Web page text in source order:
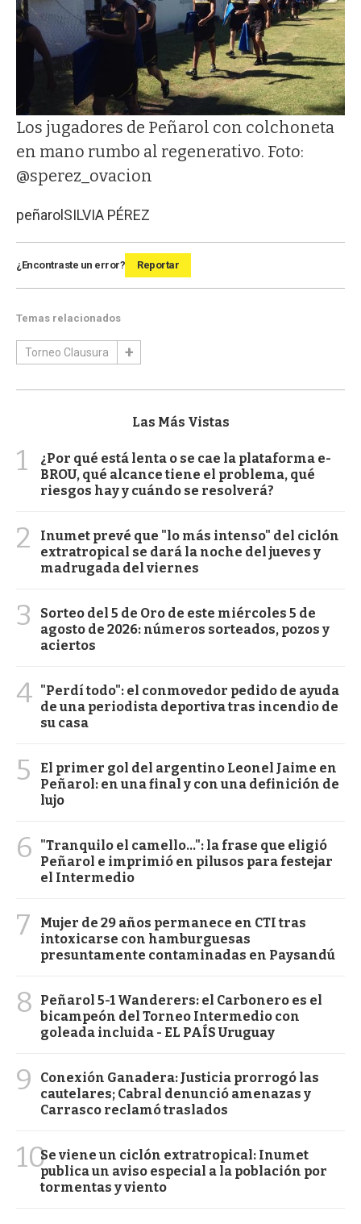
Los jugadores de Peñarol con colchoneta
en mano rumbo al regenerativo. Foto:
@sperez_ovacion
peñarol SILVIA PÉREZ
¿Encontraste un error? Reportar
Temas relacionados
Torneo Clausura
Las Más Vistas
1
¿Por qué está lenta o se cae la plataforma e-
BROU, qué alcance tiene el problema, qué
riesgos hay y cuándo se resolverá?
2
Inumet prevé que "lo más intenso" del ciclón
extratropical se dará la noche del jueves y
madrugada del viernes
3
Sorteo del 5 de Oro de este miércoles 5 de
agosto de 2026: números sorteados, pozos y
aciertos
4 "Perdí todo": el conmovedor pedido de ayuda
de una periodista deportiva tras incendio de
su casa
5
El primer gol del argentino Leonel Jaime en
Peñarol: en una final y con una definición de
lujo
6
"Tranquilo el camello...": la frase que eligió
Peñarol e imprimió en pilusos para festejar
el Intermedio
7
Mujer de 29 años permanece en CTI tras
intoxicarse con hamburguesas
presuntamente contaminadas en Paysandú
8
Peñarol 5-1 Wanderers: el Carbonero es el
bicampeón del Torneo Intermedio con
goleada incluida - EL PAÍS Uruguay
9
Conexión Ganadera: Justicia prorrogó las
cautelares; Cabral denunció amenazas y
Carrasco reclamó traslados
10Se viene un ciclón extratropical: Inumet
publica un aviso especial a la población por
tormentas y viento